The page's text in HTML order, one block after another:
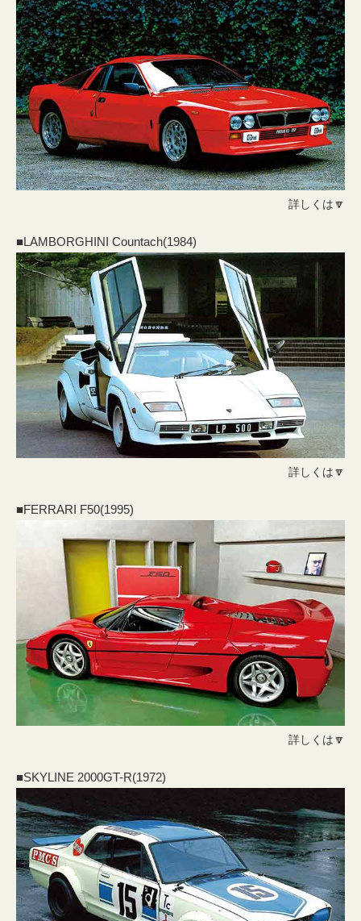
詳しくは🔽
■LAMBORGHINI Countach(1984)
詳しくは🔽
■FERRARI F50(1995)
詳しくは🔽
■SKYLINE 2000GT-R(1972)